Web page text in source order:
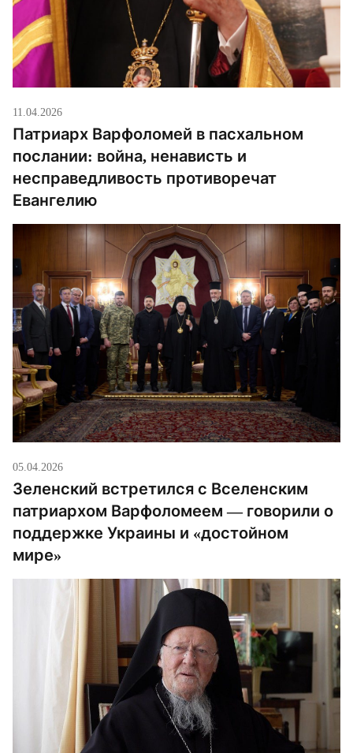
11.04.2026
Патриарх Варфоломей в пасхальном
послании: война, ненависть и
несправедливость противоречат
Евангелию
05.04.2026
Зеленский встретился с Вселенским
патриархом Варфоломеем — говорили о
поддержке Украины и «достойном
мире»